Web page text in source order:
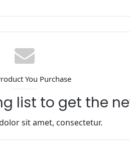
You Purchase
list to get the
sit amet, consectetur.